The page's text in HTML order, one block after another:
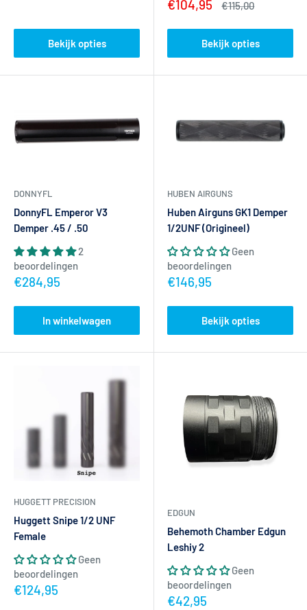
Bekijk opties
Actieprijs
€104,95
Normale
€115,00
Bekijk opties
DONNYFL
DonnyFL Emperor V3
Demper .45 / .50
2
beoordelingen
Actieprijs
€284,95
In winkelwagen
HUBEN AIRGUNS
Huben Airguns GK1 Demper
1/2UNF (Origineel)
Geen
beoordelingen
Actieprijs
€146,95
Bekijk opties
HUGGETT PRECISION
Huggett Snipe 1/2 UNF
Female
Geen
beoordelingen
Actieprijs
€124,95
EDGUN
Behemoth Chamber Edgun
Leshiy 2
Geen
beoordelingen
Actieprijs
€42,95